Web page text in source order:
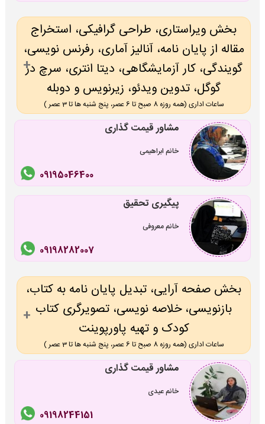
بخش ویراستاری، طراحی گرافیکی، استخراج
مقاله از پایان نامه، آنالیز آماری، رفرنس نویسی،
گویندگی، کار آزمایشگاهی، دیتا انتری، سرچ در
گوگل، تدوین ویدئو، زیرنویس و دوبله
ساعات اداری (همه روزه 8 صبح تا 6 عصر، پنج شنبه ها تا 3 عصر )
مشاور قیمت گذاری
خانم ابراهیمی
09195046400
پیگیری تحقیق
خانم معروفی
09198282007
بخش صفحه آرایی، تبدیل پایان نامه به کتاب،
بازنویسی، خلاصه نویسی، تصویرگری کتاب
کودک و تهیه پاورپوینت
ساعات اداری (همه روزه 8 صبح تا 6 عصر، پنج شنبه ها تا 3 عصر )
مشاور قیمت گذاری
خانم عیدی
09198244151